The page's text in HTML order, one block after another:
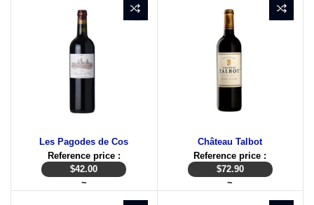
Les Pagodes de Cos
Reference price :
$42.00
~
Château Talbot
Reference price :
$72.90
~